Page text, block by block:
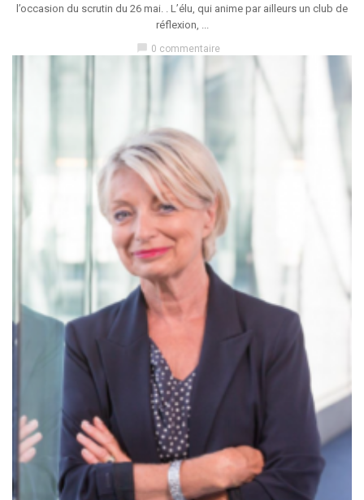
l’occasion du scrutin du 26 mai. . L’élu, qui anime par ailleurs un club de
réflexion, ...
chat_bubble 0 commentaire